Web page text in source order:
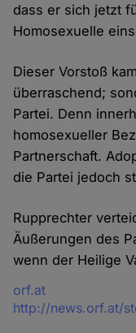
dass er sich jetzt
Homosexuelle
Dieser Vorstoß
überraschend;
Partei. Denn
homosexueller
Partnerschaft.
die Partei jedoch
Rupprechter
Äußerungen des
wenn der Heilige
Quelle
orf.at
http://news.orf.at/